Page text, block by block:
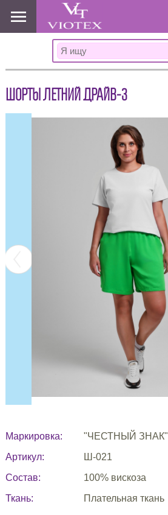
www.viotex37.ru
ШОРТЫ ЛЕТНИЙ ДРАЙВ-3
Маркировка:
"ЧЕСТНЫЙ ЗНАК"
Артикул:
Ш-021
Состав:
100% вискоза
Ткань:
Плательная ткань